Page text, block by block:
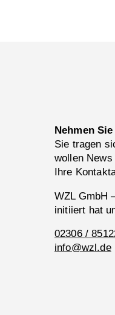
Nehmen
Sie tragen
wollen
Ihre
WZL GmbH
initiiert hat
02306 /
info@wzl.de